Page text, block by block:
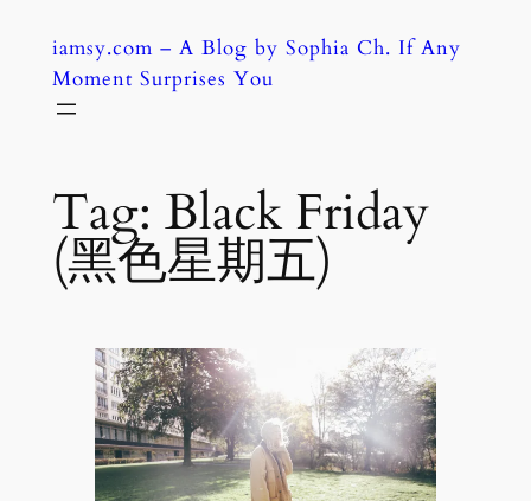
content
iamsy.com – A Blog by Sophia Ch. If Any
Moment Surprises You
Tag: Black Friday
(黑色星期五)